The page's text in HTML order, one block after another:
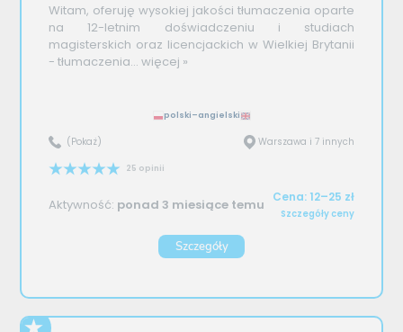
Witam, oferuję wysokiej jakości tłumaczenia oparte
na 12-letnim doświadczeniu i studiach
magisterskich oraz licencjackich w Wielkiej Brytanii
- tłumaczenia... więcej »
polski–angielski
(Pokaż) Warszawa i 7 innych
25 opinii
Aktywność: ponad 3 miesiące temu Cena: 12–25 zł
Szczegóły ceny
Szczegóły